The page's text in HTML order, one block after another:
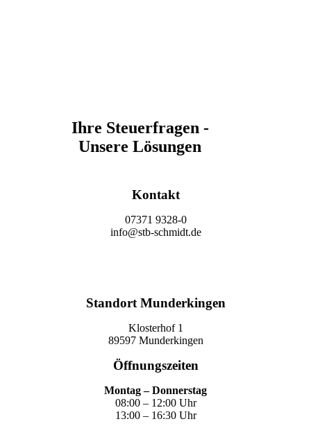
Ihre Steuerfragen -
Unsere Lösungen
Kontakt
07371 9328-0
info@stb-schmidt.de
Standort Munderkingen
Klosterhof 1
89597 Munderkingen
Öffnungszeiten
Montag – Donnerstag
08:00 – 12:00 Uhr
13:00 – 16:30 Uhr